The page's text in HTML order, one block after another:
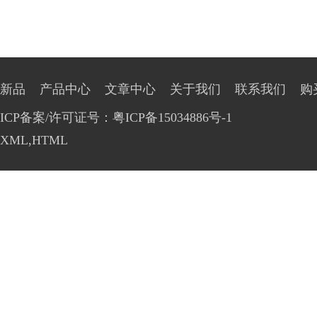
新品 产品中心 文章中心 关于我们 联系我们
购
ICP备案/许可证号：粤ICP备15034886号-1
XML,HTML